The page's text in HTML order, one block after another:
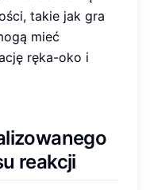
takie jak gra
mieć
ręka-oko i
reakcji